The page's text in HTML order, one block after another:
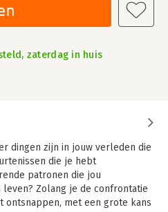
zaterdag in huis
dingen zijn in jouw verleden die
die je hebt
patronen die jou
Zolang je de confrontatie
ontsnappen, met een grote kans